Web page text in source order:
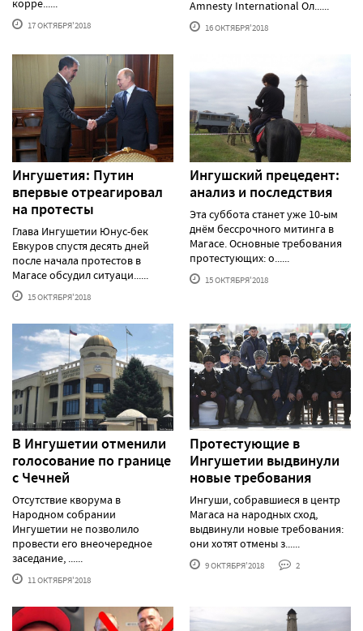
корре......
17 ОКТЯБРЯ'2018
Amnesty International Ол......
16 ОКТЯБРЯ'2018
Ингушетия: Путин
впервые отреагировал
на протесты
Глава Ингушетии Юнус-бек
Евкуров спустя десять дней
после начала протестов в
Магасе обсудил ситуаци......
15 ОКТЯБРЯ'2018
Ингушский прецедент:
анализ и последствия
Эта суббота станет уже 10-ым
днём бессрочного митинга в
Магасе. Основные требования
протестующих: о......
15 ОКТЯБРЯ'2018
В Ингушетии отменили
голосование по границе
с Чечней
Отсутствие кворума в
Народном собрании
Ингушетии не позволило
провести его внеочередное
заседание, ......
11 ОКТЯБРЯ'2018
Протестующие в
Ингушетии выдвинули
новые требования
Ингуши, собравшиеся в центр
Магаса на народных сход,
выдвинули новые требования:
они хотят отмены з......
9 ОКТЯБРЯ'2018 2